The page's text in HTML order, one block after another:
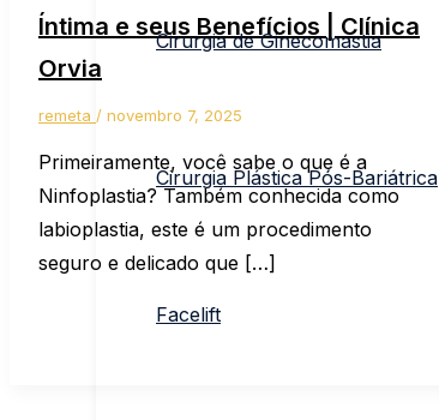
Cirurgia de Ginecomastia
Cirurgia Plástica Pós-Bariátrica
Facelift
Íntima e seus Benefícios | Clínica
Orvia
remeta / novembro 7, 2025
Primeiramente, você sabe o que é a
Ninfoplastia? Também conhecida como
labioplastia, este é um procedimento
seguro e delicado que […]